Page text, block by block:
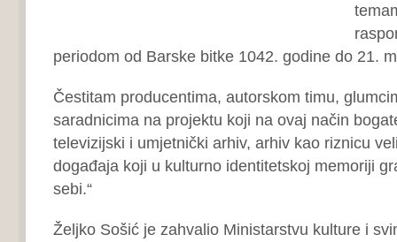
periodom od Barske bitke 1042. godine do 21.
Čestitam producentima, autorskom timu,
saradnicima na projektu koji na ovaj način
televizijski i umjetnički arhiv, arhiv kao riznicu
događaja koji u kulturno identitetskoj memoriji
sebi.“
Željko Sošić je zahvalio Ministarstvu kulture i